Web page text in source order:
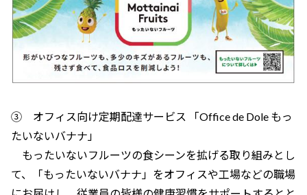
③ オフィス向け定期配達サービス 「Office de Dole もっ
たいないバナナ」
もったいないフルーツの食シーンを拡げる取り組みとし
て、「もったいないバナナ」をオフィスや工場などの職場